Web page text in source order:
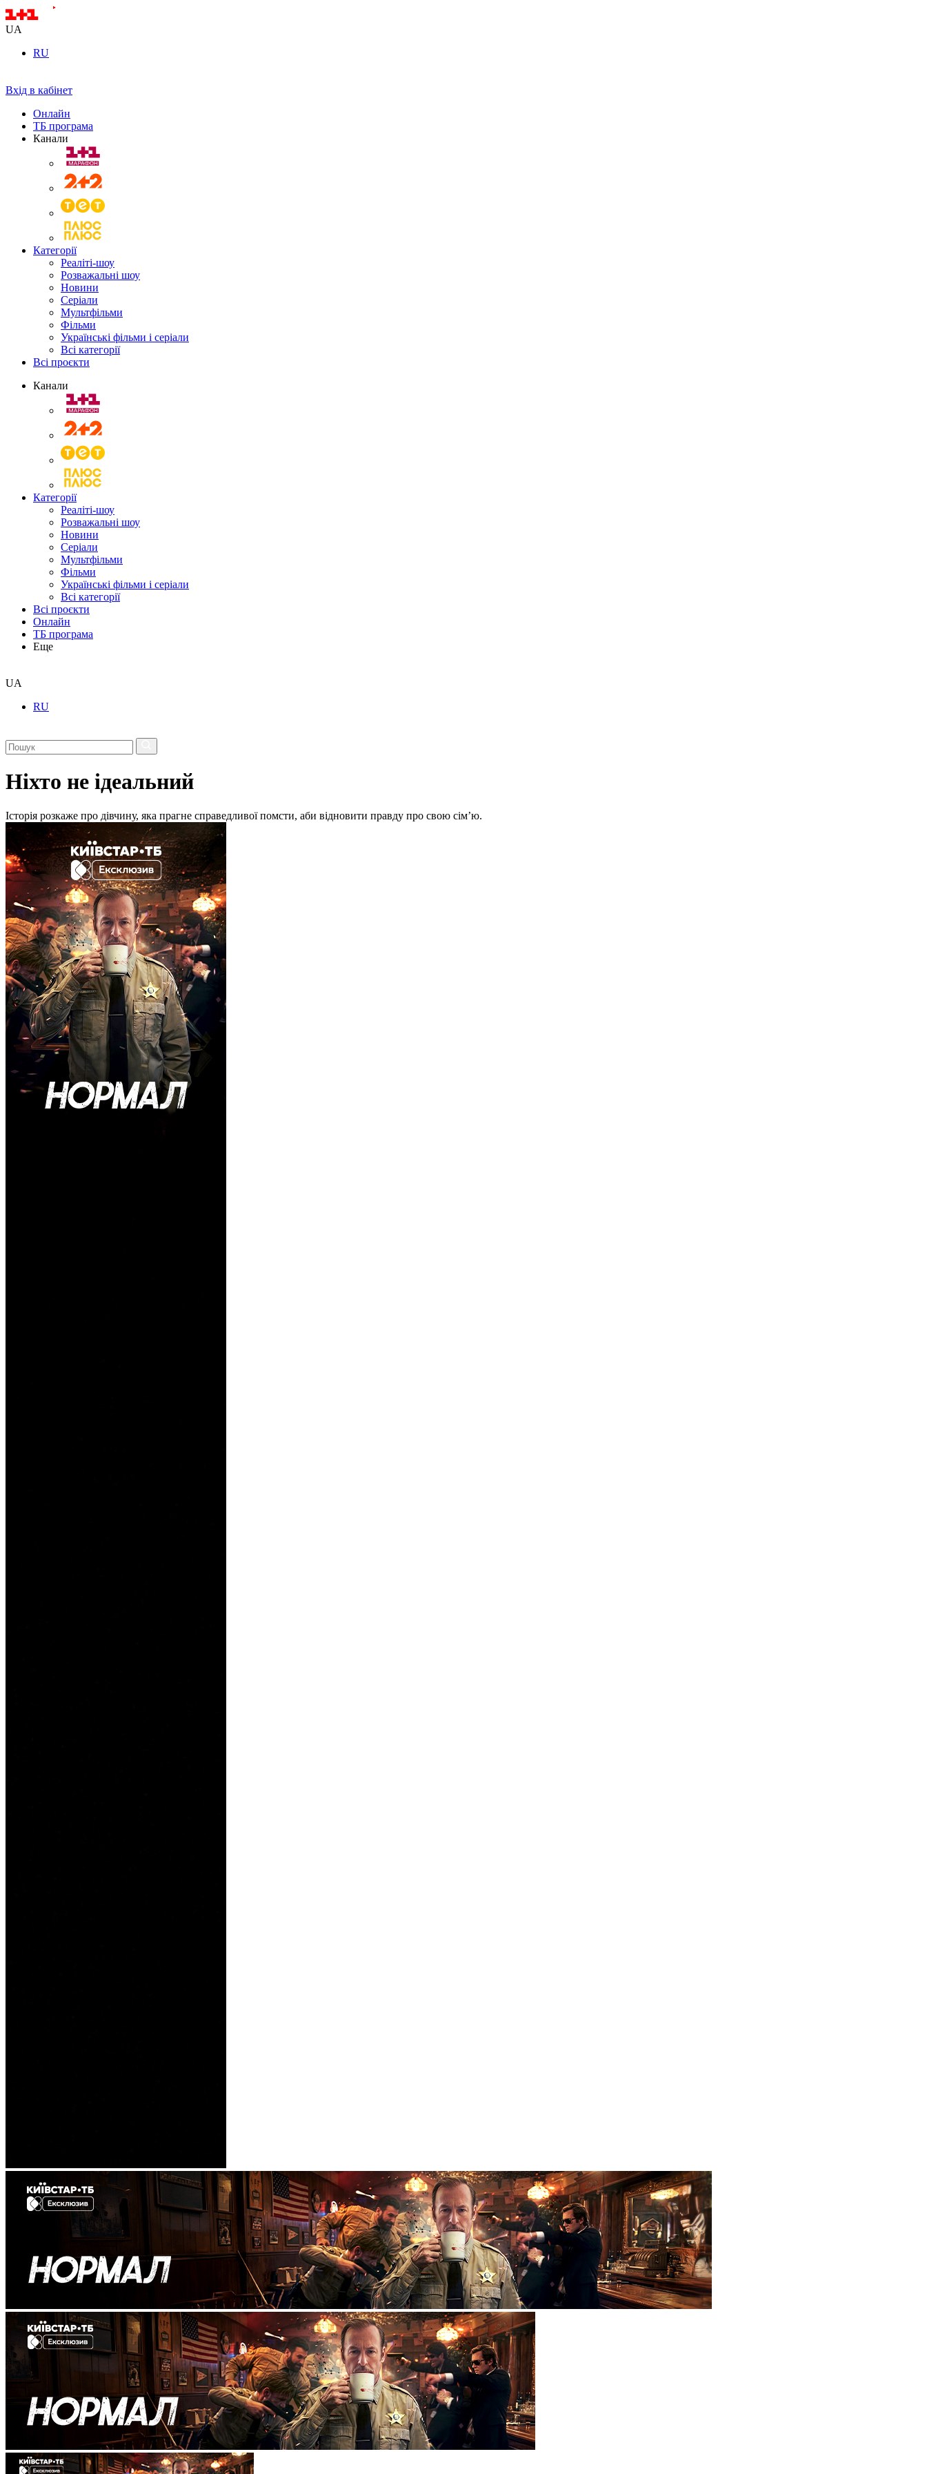
UA
RU
Вхід в кабінет
Онлайн
ТБ програма
Канали
Категорії
Реаліті-шоу
Розважальні шоу
Новини
Серіали
Мультфільми
Фільми
Українські фільми і серіали
Всі категорії
Всі проєкти
Канали
Категорії
Реаліті-шоу
Розважальні шоу
Новини
Серіали
Мультфільми
Фільми
Українські фільми і серіали
Всі категорії
Всі проєкти
Онлайн
ТБ програма
Еще
UA
RU
Ніхто не ідеальний
Історія розкаже про дівчину, яка прагне справедливої помсти, аби відновити правду про свою сімʼю.